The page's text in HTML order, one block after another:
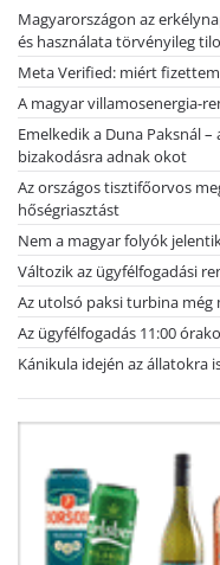
Magyarországon az
és használata törvényileg
Meta Verified: miért
A magyar villamosenergia-
Emelkedik a Duna Paksnál
bizakodásra adnak okot
Az országos tisztifőorvos
hőségriasztást
Nem a magyar folyók
Változik az ügyfélfogadási
Az utolsó paksi turbina
Az ügyfélfogadás 11:00
Kánikula idején az állatokra